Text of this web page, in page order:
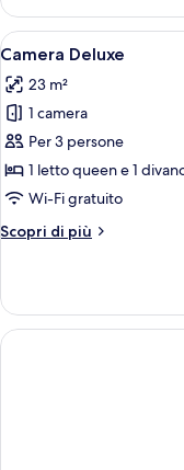
Junior,
balcone
Apri
tutte
le
foto
per
Camera
Deluxe
8
Camera Deluxe
23 m²
1 camera
Per 3 persone
1 letto queen e 1
Wi-Fi gratuito
Scopri di più
Altri
Deluxe